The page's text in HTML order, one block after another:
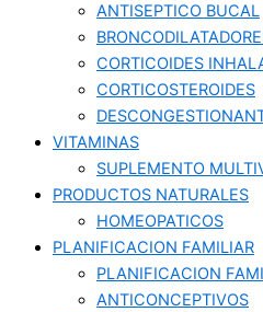
ANTISEPTICO BUCAL
CORTICOIDES
CORTICOSTEROIDES
VITAMINAS
SUPLEMENTO
PRODUCTOS NATURALES
HOMEOPATICOS
PLANIFICACION FAMILIAR
PLANIFICACION
ANTICONCEPTIVOS